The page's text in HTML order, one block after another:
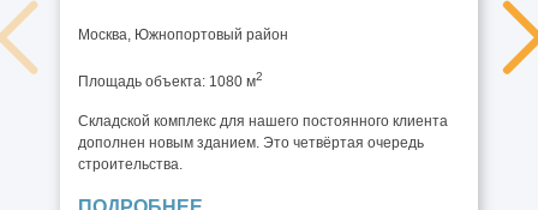
Москва, Южнопортовый район
Площадь объекта: 1080 м2
Складской комплекс для нашего постоянного клиента
дополнен новым зданием. Это четвёртая очередь
строительства.